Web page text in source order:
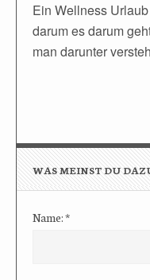
Ein Wellness
darum es darum
man darunter
WAS MEINST DU
Name:*